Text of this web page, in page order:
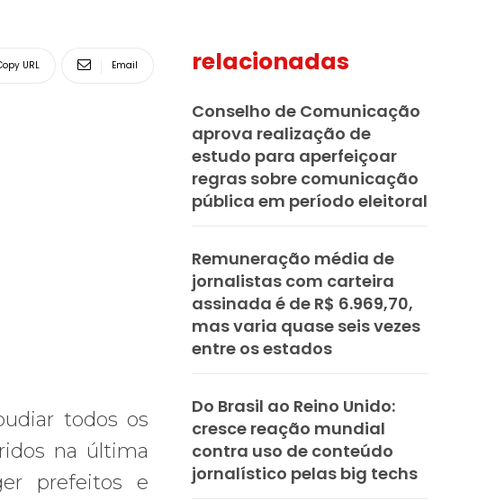
URL Email
todos os
na última
prefeitos e
relacionadas
Conselho de Comunicação
aprova realização de
estudo para aperfeiçoar
regras sobre comunicação
pública em período eleitoral
Remuneração média de
jornalistas com carteira
assinada é de R$ 6.969,70,
mas varia quase seis vezes
entre os estados
Do Brasil ao Reino Unido:
cresce reação mundial
contra uso de conteúdo
jornalístico pelas big techs